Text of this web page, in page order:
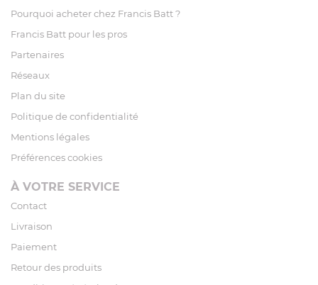
Pourquoi acheter chez Francis Batt ?
Francis Batt pour les pros
Partenaires
Réseaux
Plan du site
Politique de confidentialité
Mentions légales
Préférences cookies
À VOTRE SERVICE
Contact
Livraison
Paiement
Retour des produits